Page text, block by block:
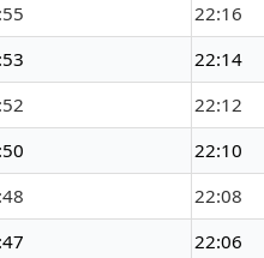
22:16
22:14
22:12
22:10
22:08
22:06